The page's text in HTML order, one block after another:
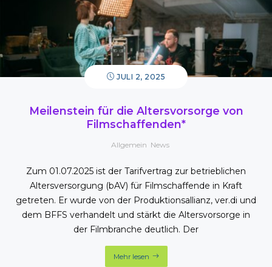
JULI 2, 2025
Meilenstein für die Altersvorsorge von
Filmschaffenden*
Allgemein News
Zum 01.07.2025 ist der Tarifvertrag zur betrieblichen
Altersversorgung (bAV) für Filmschaffende in Kraft
getreten. Er wurde von der Produktionsallianz, ver.di und
dem BFFS verhandelt und stärkt die Altersvorsorge in
der Filmbranche deutlich. Der
Mehr lesen